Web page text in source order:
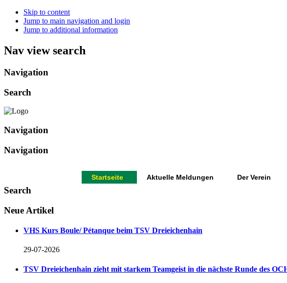
Skip to content
Jump to main navigation and login
Jump to additional information
Nav view search
Navigation
Search
Navigation
Navigation
Startseite Aktuelle Meldungen Der Verein
Search
Neue Artikel
VHS Kurs Boule/ Pétanque beim TSV Dreieichenhain
29-07-2026
TSV Dreieichenhain zieht mit starkem Teamgeist in die nächste Runde des